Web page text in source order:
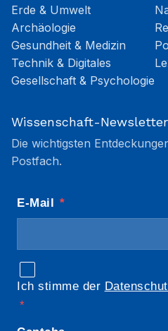
Erde & Umwelt
Archäologie
Gesundheit & Medizin
Technik & Digitales
Gesellschaft & Psychologie
Wissenschaft-Newsletter
Die wichtigsten
Postfach.